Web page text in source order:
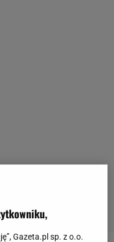
Gazeta.pl sp. z o.o.